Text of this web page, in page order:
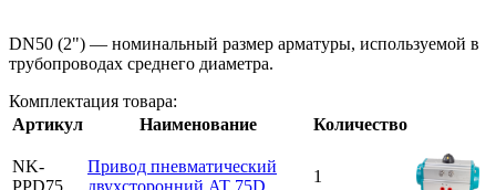
DN50 (2") — номинальный размер арматуры, используемой в
трубопроводах среднего диаметра.
Комплектация товара:
Артикул
Наименование Количество
NK-
Привод пневматический
1